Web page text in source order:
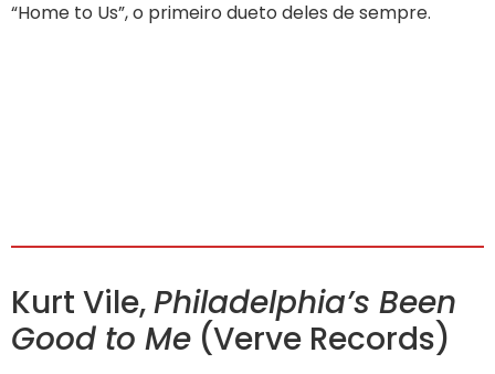
“Home to Us”, o primeiro dueto deles de sempre.
Kurt Vile,Philadelphia’s Been
Good to Me (Verve Records)